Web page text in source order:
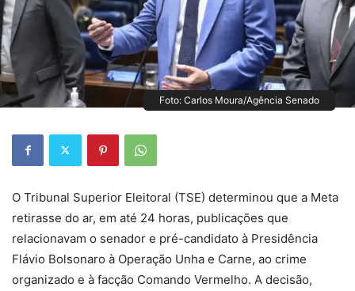
Foto: Carlos Moura/Agência Senado
O Tribunal Superior Eleitoral (TSE) determinou que a Meta
retirasse do ar, em até 24 horas, publicações que
relacionavam o senador e pré-candidato à Presidência
Flávio Bolsonaro à Operação Unha e Carne, ao crime
organizado e à facção Comando Vermelho. A decisão,